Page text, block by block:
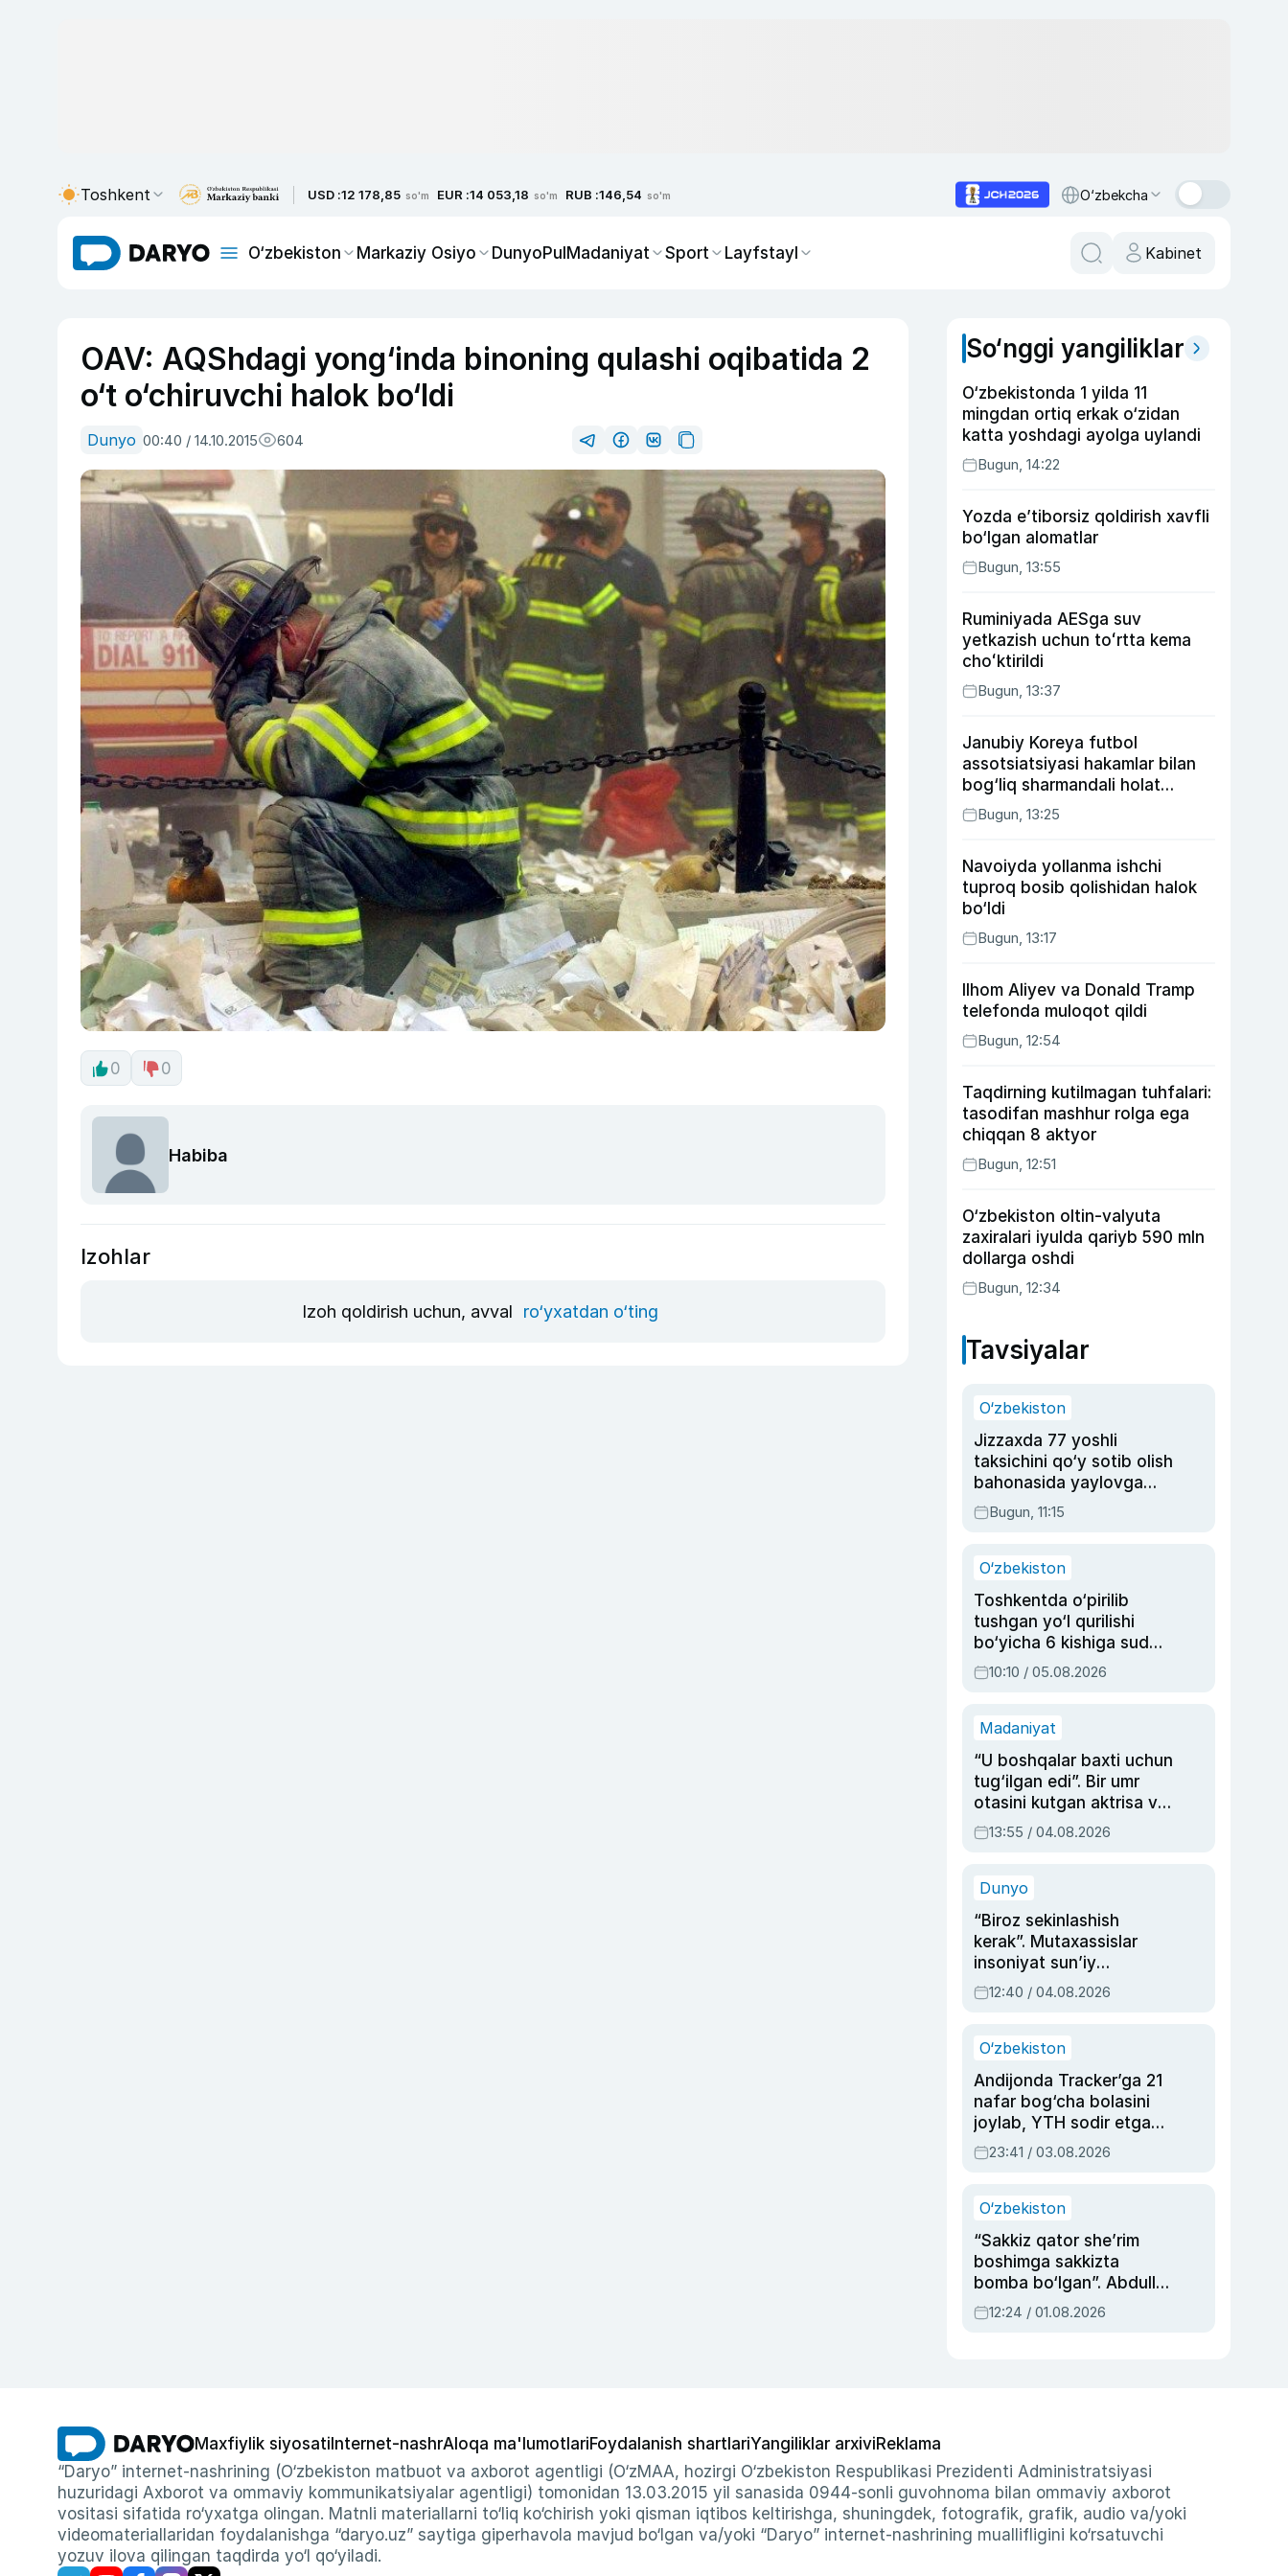
Toshkent USD :12 178,85 so'm EUR :14 053,18 so'm RUB :146,54 so'm O‘zbekcha
O‘zbekiston Markaziy Osiyo DunyoPulMadaniyat Sport Layfstayl Kabinet
OAV: AQShdagi yong‘inda binoning qulashi oqibatida 2
o‘t o‘chiruvchi halok bo‘ldi
Dunyo 00:40 / 14.10.2015 604
0 0
Habiba
Izohlar
Izoh qoldirish uchun, avval ro‘yxatdan o‘ting
So‘nggi yangiliklar
O‘zbekistonda 1 yilda 11
mingdan ortiq erkak o‘zidan
katta yoshdagi ayolga uylandi
Bugun, 14:22
Yozda e’tiborsiz qoldirish xavfli
bo‘lgan alomatlar
Bugun, 13:55
Ruminiyada AESga suv
yetkazish uchun toʻrtta kema
choʻktirildi
Bugun, 13:37
Janubiy Koreya futbol
assotsiatsiyasi hakamlar bilan
bog‘liq sharmandali holat
bo‘yicha bayonot berdi
Bugun, 13:25
Navoiyda yollanma ishchi
tuproq bosib qolishidan halok
bo‘ldi
Bugun, 13:17
Ilhom Aliyev va Donald Tramp
telefonda muloqot qildi
Bugun, 12:54
Taqdirning kutilmagan tuhfalari:
tasodifan mashhur rolga ega
chiqqan 8 aktyor
Bugun, 12:51
O‘zbekiston oltin-valyuta
zaxiralari iyulda qariyb 590 mln
dollarga oshdi
Bugun, 12:34
Tavsiyalar
O‘zbekiston
Jizzaxda 77 yoshli
taksichini qo‘y sotib olish
bahonasida yaylovga
olib borib o‘ldirgan yigit
20 yilga qamaldi
Bugun, 11:15
O‘zbekiston
Toshkentda o‘pirilib
tushgan yo‘l qurilishi
bo‘yicha 6 kishiga sud
hukmi o‘qildi
10:10 / 05.08.2026
Madaniyat
“U boshqalar baxti uchun
tug‘ilgan edi”. Bir umr
otasini kutgan aktrisa va
dublyaj ustasi Rimma
Ahmedovaning
13:55 / 04.08.2026
Dunyo
“Biroz sekinlashish
kerak”. Mutaxassislar
insoniyat sun’iy
intellektni boshqara
olmay qolishidan xavotir
12:40 / 04.08.2026
O‘zbekiston
Andijonda Tracker’ga 21
nafar bog‘cha bolasini
joylab, YTH sodir etgan
ayolga sud hukmi o‘qildi
23:41 / 03.08.2026
O‘zbekiston
“Sakkiz qator she’rim
boshimga sakkizta
bomba bo‘lgan”. Abdulla
Oripovni siyosiy
ayblovlardan asrab
12:24 / 01.08.2026
Maxfiylik siyosati Internet-nashrAloqa ma'lumotlariFoydalanish shartlariYangiliklar arxiviReklama
“Daryo” internet-nashrining (O‘zbekiston matbuot va axborot agentligi (O‘zMAA, hozirgi O‘zbekiston Respublikasi Prezidenti Administratsiyasi
huzuridagi Axborot va ommaviy kommunikatsiyalar agentligi) tomonidan 13.03.2015 yil sanasida 0944-sonli guvohnoma bilan ommaviy axborot
vositasi sifatida ro‘yxatga olingan. Matnli materiallarni to‘liq ko‘chirish yoki qisman iqtibos keltirishga, shuningdek, fotografik, grafik, audio va/yoki
videomateriallaridan foydalanishga “daryo.uz” saytiga giperhavola mavjud bo‘lgan va/yoki “Daryo” internet-nashrining muallifligini ko‘rsatuvchi
yozuv ilova qilingan taqdirda yo‘l qo‘yiladi.